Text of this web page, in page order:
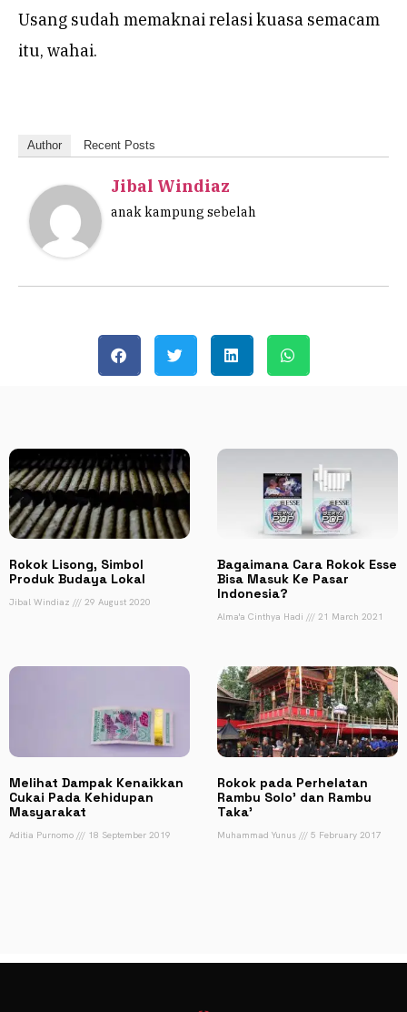
Usang sudah memaknai relasi kuasa semacam
itu, wahai.
Author Recent Posts
Jibal Windiaz
anak kampung sebelah
Rokok Lisong, Simbol
Produk Budaya Lokal
Jibal Windiaz 29 August 2020
Bagaimana Cara Rokok Esse
Bisa Masuk Ke Pasar
Indonesia?
Alma'a Cinthya Hadi 21 March 2021
Melihat Dampak Kenaikkan
Cukai Pada Kehidupan
Masyarakat
Aditia Purnomo 18 September 2019
Rokok pada Perhelatan
Rambu Solo’ dan Rambu
Taka’
Muhammad Yunus 5 February 2017